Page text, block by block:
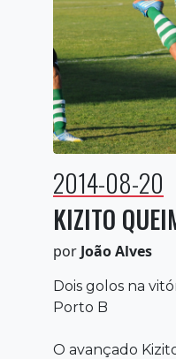
2014-08-20
KIZITO
por João Alves
Dois golos na
Porto B
O avançado